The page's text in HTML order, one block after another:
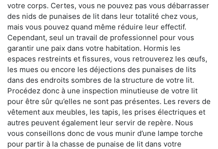
votre corps. Certes, vous ne pouvez pas vous débarrasser
des nids de punaises de lit dans leur totalité chez vous,
mais vous pouvez quand même réduire leur effectif.
Cependant, seul un travail de professionnel pour vous
garantir une paix dans votre habitation. Hormis les
espaces restreints et fissures, vous retrouverez les œufs,
les mues ou encore les déjections des punaises de lits
dans des endroits sombres de la structure de votre lit.
Procédez donc à une inspection minutieuse de votre lit
pour être sûr qu’elles ne sont pas présentes. Les revers de
vêtement aux meubles, les tapis, les prises électriques et
autres peuvent également leur servir de repère. Nous
vous conseillons donc de vous munir d’une lampe torche
pour partir à la chasse de punaise de lit dans votre